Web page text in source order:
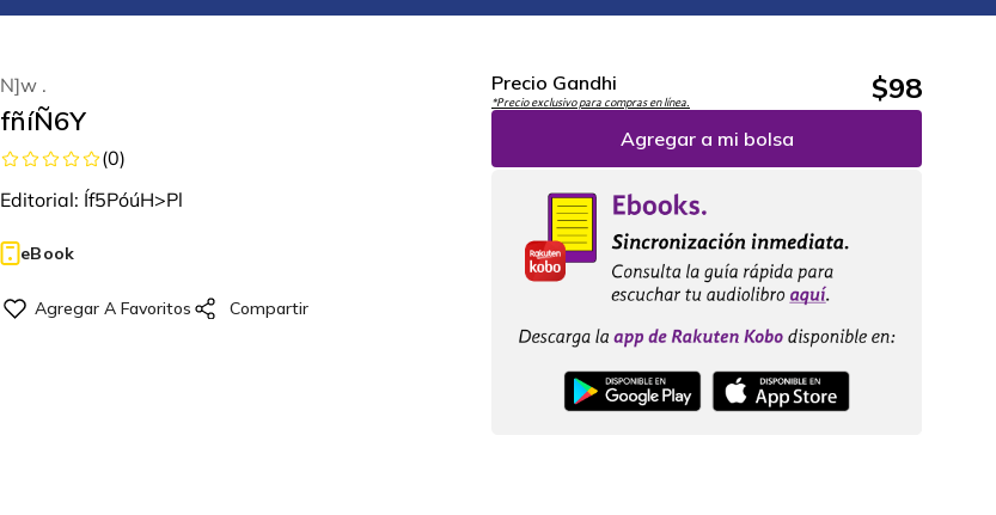
N]w .
fñíÑ6Y
(0)
Editorial: Íf5PóúH>Pl
eBook
Precio Gandhi
*Precio exclusivo para compras en línea. $98
Agregar a mi bolsa